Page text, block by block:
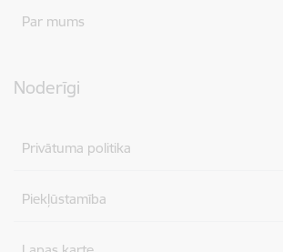
Par mums
Noderīgi
Privātuma politika
Piekļūstamība